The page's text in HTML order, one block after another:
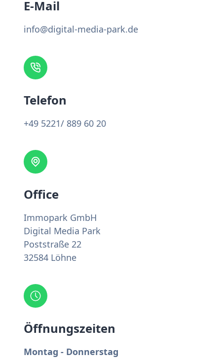
E-Mail
info@digital-media-park.de
Telefon
+49 5221/ 889 60 20
Office
Immopark GmbH
Digital Media Park
Poststraße 22
32584 Löhne
Öffnungszeiten
Montag - Donnerstag